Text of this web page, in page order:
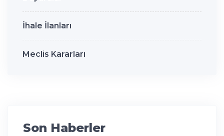
İhale İlanları
Meclis Kararları
Son Haberler